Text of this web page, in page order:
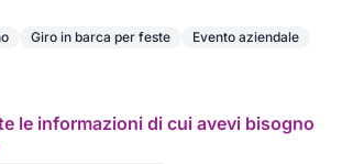
Giro in barca per feste Evento aziendale
le informazioni di cui avevi bisogno